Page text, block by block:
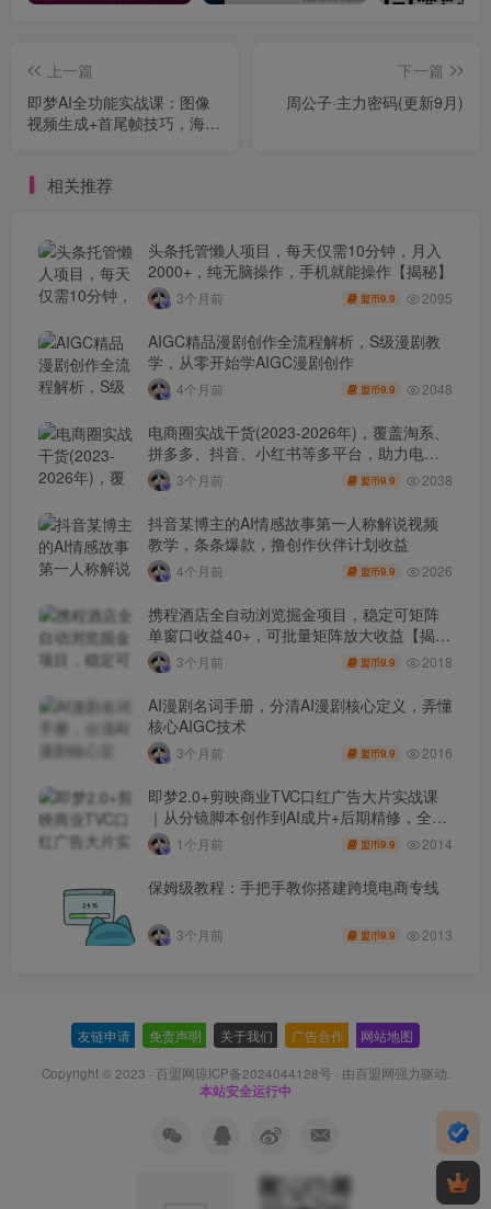
上一篇
即梦AI全功能实战课：图像
视频生成+首尾帧技巧，海
下一篇
周公子·主力密码(更新9月)
相关推荐
头条托管懒人项目，每天仅需10分钟，月入
2000+，纯无脑操作，手机就能操作【揭秘】
3个月前 盟币9.9 2095
AIGC精品漫剧创作全流程解析，S级漫剧教
学，从零开始学AIGC漫剧创作
4个月前 盟币9.9 2048
电商圈实战干货(2023-2026年)，覆盖淘系、
拼多多、抖音、小红书等多平台，助力电商
人避开坑、提效率、稳盈利(更新4月)
3个月前 盟币9.9 2038
抖音某博主的AI情感故事第一人称解说视频
教学，条条爆款，撸创作伙伴计划收益
4个月前 盟币9.9 2026
携程酒店全自动浏览掘金项目，稳定可矩阵
单窗口收益40+，可批量矩阵放大收益【揭
秘】3个月前 盟币9.9 2018
AI漫剧名词手册，分清AI漫剧核心定义，弄懂
核心AIGC技术
3个月前 盟币9.9 2016
即梦2.0+剪映商业TVC口红广告大片实战课
｜从分镜脚本创作到AI成片+后期精修，全流
程打造品牌级产品广告
1个月前 盟币9.9 2014
保姆级教程：手把手教你搭建跨境电商专线
3个月前 盟币9.9 2013
友链申请 免责声明 关于我们 广告合作 网站地图
Copyright © 2023 · 百盟网琼ICP备2024044128号 · 由百盟网强力驱动.
本站安全运行中